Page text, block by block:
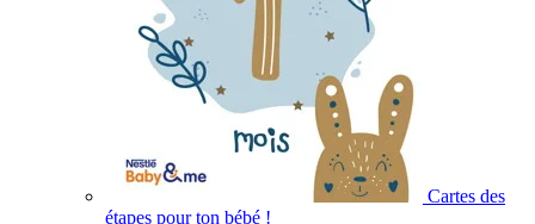
Cartes des
étapes pour ton bébé !